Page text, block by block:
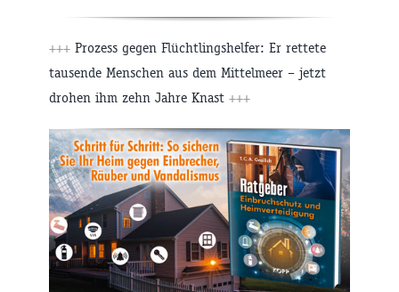
+++ Prozess gegen Flüchtlingshelfer: Er rettete
tausende Menschen aus dem Mittelmeer – jetzt
drohen ihm zehn Jahre Knast +++